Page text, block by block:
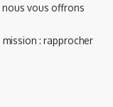
nous vous offrons
: rapprocher